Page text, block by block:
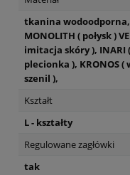
tkanina
MONOLITH ( połysk )
imitacja skóry ), INARI
plecionka ), KRONOS (
szenil ),
Kształt
L - kształty
Regulowane zagłówki
tak